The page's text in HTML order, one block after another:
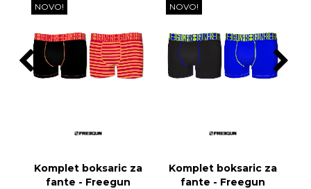
NOVO!
Komplet boksaric za
fante - Freegun
NOVO!
Komplet boksaric za
fante - Freegun